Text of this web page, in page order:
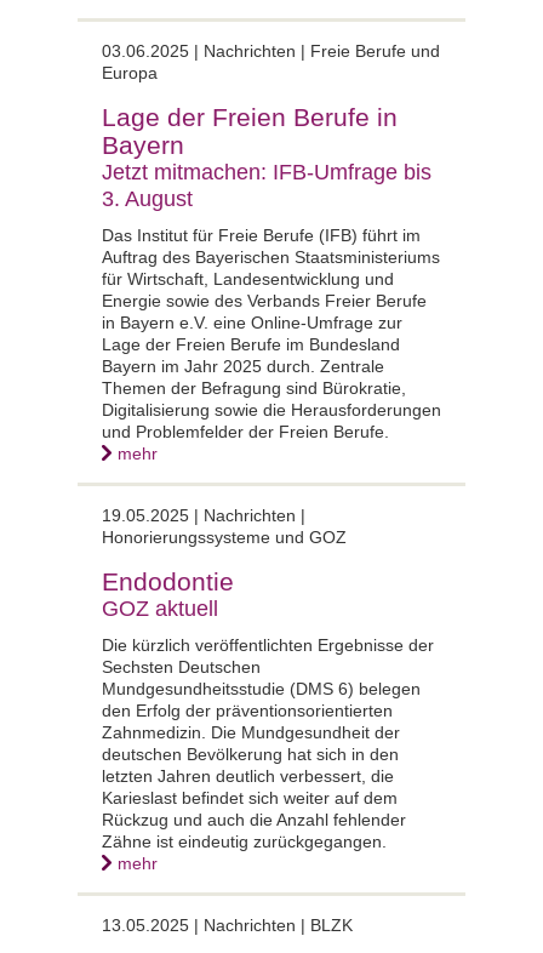
03.06.2025 | Nachrichten | Freie Berufe und
Europa
Lage der Freien Berufe in
Bayern
Jetzt mitmachen: IFB-Umfrage bis
3. August
Das Institut für Freie Berufe (IFB) führt im
Auftrag des Bayerischen Staatsministeriums
für Wirtschaft, Landesentwicklung und
Energie sowie des Verbands Freier Berufe
in Bayern e.V. eine Online-Umfrage zur
Lage der Freien Berufe im Bundesland
Bayern im Jahr 2025 durch. Zentrale
Themen der Befragung sind Bürokratie,
Digitalisierung sowie die Herausforderungen
und Problemfelder der Freien Berufe.
mehr
19.05.2025 | Nachrichten |
Honorierungssysteme und GOZ
Endodontie
GOZ aktuell
Die kürzlich veröffentlichten Ergebnisse der
Sechsten Deutschen
Mundgesundheitsstudie (DMS 6) belegen
den Erfolg der präventionsorientierten
Zahnmedizin. Die Mundgesundheit der
deutschen Bevölkerung hat sich in den
letzten Jahren deutlich verbessert, die
Karieslast befindet sich weiter auf dem
Rückzug und auch die Anzahl fehlender
Zähne ist eindeutig zurückgegangen.
mehr
13.05.2025 | Nachrichten | BLZK